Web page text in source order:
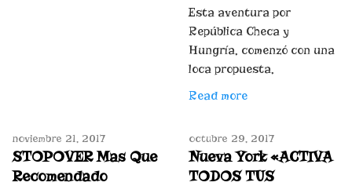
Esta aventura por
República Checa y
Hungría, comenzó con una
loca propuesta,
Read more
noviembre 21, 2017
STOPOVER Mas Que
Recomendado
octubre 29, 2017
Nueva York «ACTIVA
TODOS TUS